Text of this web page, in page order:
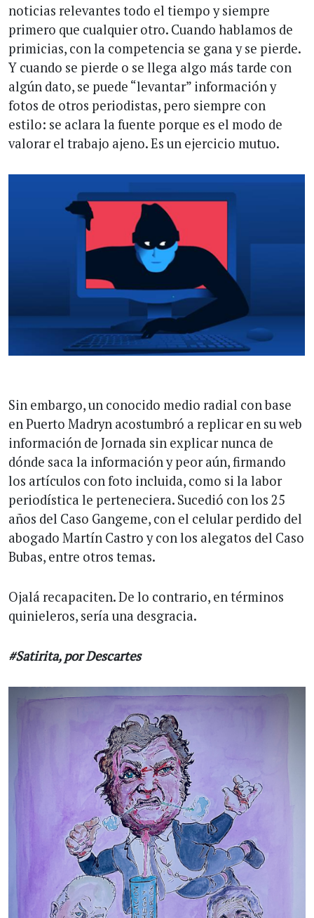
noticias relevantes todo el tiempo y siempre
primero que cualquier otro. Cuando hablamos de
primicias, con la competencia se gana y se pierde.
Y cuando se pierde o se llega algo más tarde con
algún dato, se puede “levantar” información y
fotos de otros periodistas, pero siempre con
estilo: se aclara la fuente porque es el modo de
valorar el trabajo ajeno. Es un ejercicio mutuo.
Sin embargo, un conocido medio radial con base
en Puerto Madryn acostumbró a replicar en su web
información de Jornada sin explicar nunca de
dónde saca la información y peor aún, firmando
los artículos con foto incluida, como si la labor
periodística le perteneciera. Sucedió con los 25
años del Caso Gangeme, con el celular perdido del
abogado Martín Castro y con los alegatos del Caso
Bubas, entre otros temas.
Ojalá recapaciten. De lo contrario, en términos
quinieleros, sería una desgracia.
#Satirita, por Descartes